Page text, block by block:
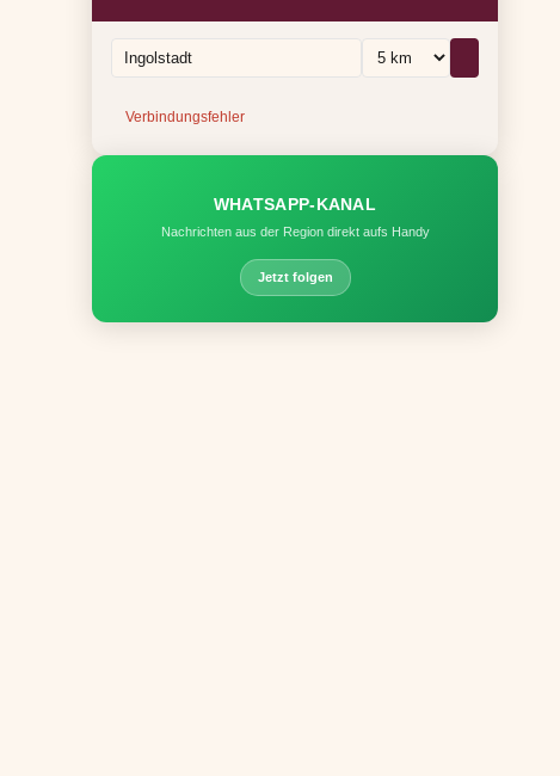
Verbindungsfehler
WHATSAPP-KANAL
Nachrichten aus der Region direkt aufs Handy
Jetzt folgen